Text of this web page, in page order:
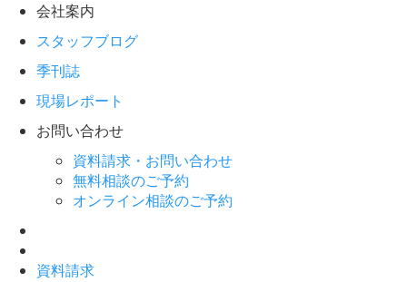
会社案内
スタッフブログ
季刊誌
現場レポート
お問い合わせ
資料請求・お問い合わせ
無料相談のご予約
オンライン相談のご予約
資料請求